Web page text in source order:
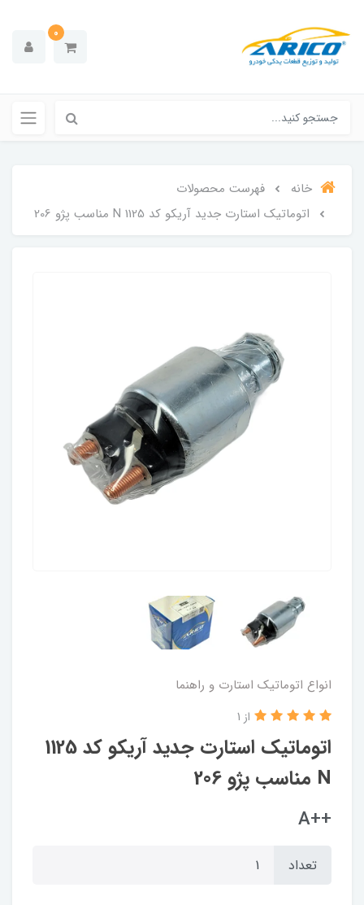
0
خانه
فهرست محصولات
اتوماتیک استارت جدید آریکو کد 1125 N مناسب پژو 206
انواع اتوماتیک استارت و راهنما
اتوماتیک استارت جدید آریکو کد 1125
N مناسب پژو 206
از 1
++A
تعداد